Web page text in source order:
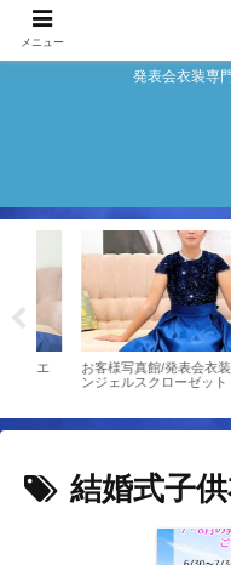
発表会衣装専
お客様写真館/発表会衣装専門
ンジェルスクローゼット
結婚式子
メニュー